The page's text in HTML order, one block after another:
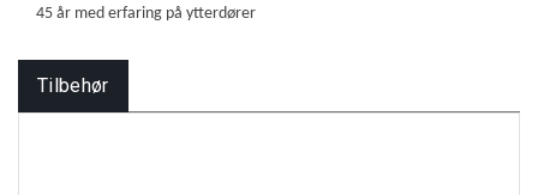
45 år med erfaring på ytterdører
Tilbehør